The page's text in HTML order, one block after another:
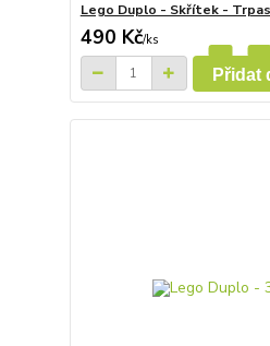
Lego Duplo - Skřítek -
490 Kč/ks
Přidat